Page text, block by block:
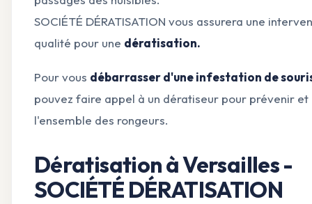
SOCIÉTÉ DÉRATISATION vous assurera une
qualité pour une dératisation.
Pour vous débarrasser d'une infestation de
pouvez faire appel à un dératiseur pour prévenir
l'ensemble des rongeurs.
Dératisation à Versailles -
SOCIÉTÉ DÉRATISATION